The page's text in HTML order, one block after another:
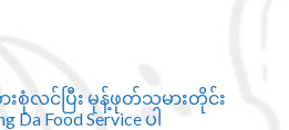
းစုံလင်ပြီး မုန့်ဖုတ်သမားတိုင်း
Food Service ပါ